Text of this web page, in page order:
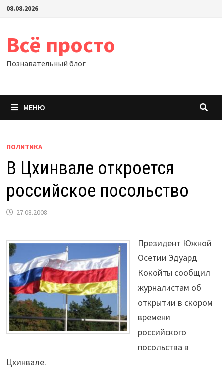
Перейти
08.08.2026
Всё просто
Познавательный блог
МЕНЮ
ПОЛИТИКА
В Цхинвале откроется
российское посольство
27.08.2008
Президент Южной
Осетии Эдуард
Кокойты сообщил
журналистам об
открытии в скором
времени
российского
посольства в
Цхинвале.